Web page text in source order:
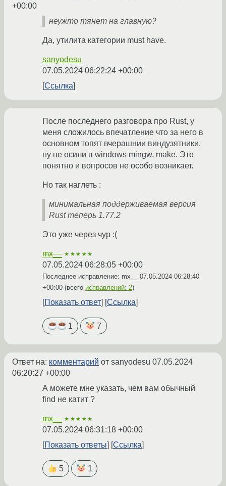
+00:00
неужто тянет на главную?
Да, утилита категории must have.
sanyodesu
07.05.2024 06:22:24 +00:00
Ссылка
После последнего разговора про Rust, у
меня сложилось впечатление что за него в
основном топят вчерашнии виндузятники,
ну не осили в windows mingw, make. Это
понятно и вопросов не особо возникает.
Но так наглеть :
минимальная поддерживаемая версия
Rust теперь 1.77.2
Это уже через чур :(
mx__ ★★★★★
07.05.2024 06:28:05 +00:00
Последнее исправление: mx__ 07.05.2024 06:28:40
+00:00 (всего исправлений: 2)
Показать ответ Ссылка
1 7
Ответ на: комментарий от sanyodesu 07.05.2024
06:20:27 +00:00
А можете мне указать, чем вам обычный
find не катит ?
mx__ ★★★★★
07.05.2024 06:31:18 +00:00
Показать ответы
Ссылка
5 1